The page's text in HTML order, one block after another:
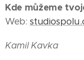
Kde můžeme
Web:
Kamil Kavka
pro
fotografku
Michaelu